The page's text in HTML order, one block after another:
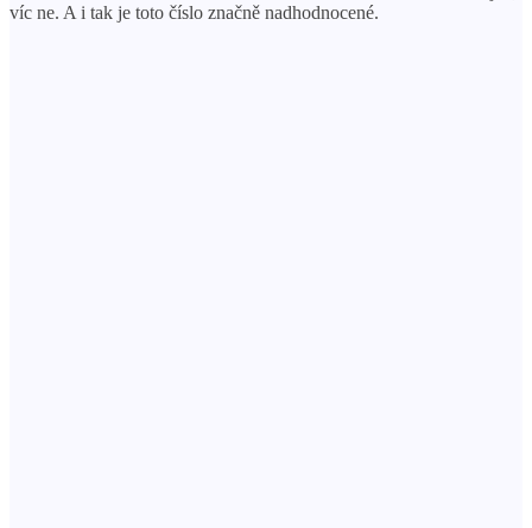
víc ne. A i tak je toto číslo značně nadhodnocené.